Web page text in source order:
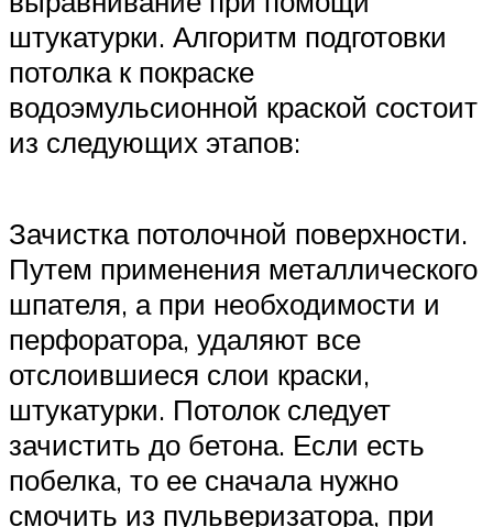
штукатурки. Алгоритм подготовки
потолка к покраске
водоэмульсионной краской состоит
из следующих этапов:
Зачистка потолочной поверхности.
Путем применения металлического
шпателя, а при необходимости и
перфоратора, удаляют все
отслоившиеся слои краски,
штукатурки. Потолок следует
зачистить до бетона. Если есть
побелка, то ее сначала нужно
смочить из пульверизатора, при